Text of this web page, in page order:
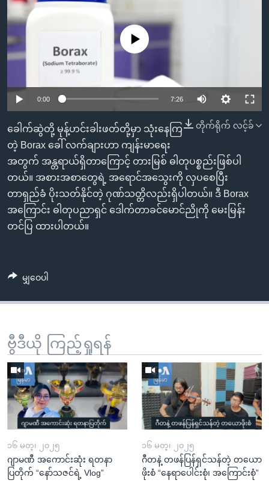
အ
ညွန်း
သို့
ကျော်
ကြည့်
ရန်
ရှာဖွေ
ရန်
နေရာ
သို့
ကျော်
မကြေးမုံရဲ့ အင်္ဂလိပ်စာ
သုတပဒေသာ အင်္ဂလိပ်စာ
ရေဒီယို
ရေဒီယိုနှင့်ရုပ်သံ အချက်အလက်များ
Learning English
ဗွီအိုအေ လူမှုကွန်ယက်များ
ဘာသာစကားများ
No media source currently available
0:00 7:26
တိုက်ရိုက် လင့်ခ်
ခေါက်ဆွဲတို့ မုန့်ဟင်းခါးဖတ်တို့မှာ သုံးနေကြ
တဲ့ Borax ခေါ် လက်ချားဟာ ကျန်းမာရေး
အတွက် အန္တရာယ်ရှိတာကြောင့် တားမြစ် ဓါတုပစ္စည်းဖြစ်ပါ
တယ်။ အစားအစာတွေရဲ့ အရောင်အသွေးကို လှပစေပြီး
တာရှည်ခံ ပိုးသတ်နိုင်တဲ့ ဂုဏ်သတ္တိလည်းရှိပါတယ်။ ဒီ Borax
အကြောင်း ဓါတုပညာရှင် ဒေါက်တာခင်မောင်ညိုကို မေးမြန်း
တင်ပြ ထားပါတယ်။
မျှဝေပါ
ဗွီဒီယို ကြည့်ရှုရန်
၁၆ မတ္၊ ၂၀၂၅
ဂျာမဏီ အကောင်းဆုံး ရတနာ
ပြတိုက် “နော်သဇင်ရဲ့ Vlog”
၁၆ မတ္၊ ၂၀၂၅
ဂီတနဲ့ တဖန်ပြန်ရှင်သန်တဲ့ တယော
ဖိုးစံ “နေရာပေါင်းစုံ၊ အကြောင်းစုံ”